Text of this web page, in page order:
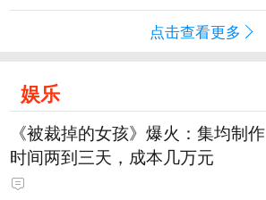
点击查看更多
娱乐
《被裁掉的女孩》爆火：集均制作
时间两到三天，成本几万元